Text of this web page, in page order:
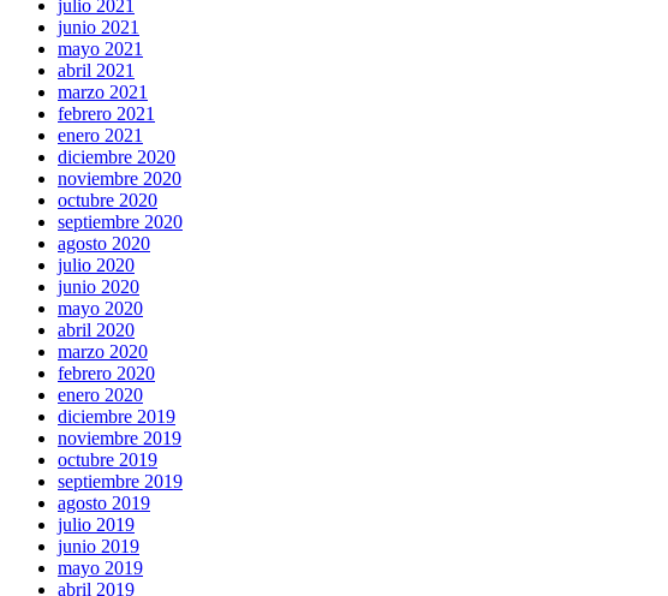
julio 2021
junio 2021
mayo 2021
abril 2021
marzo 2021
febrero 2021
enero 2021
diciembre 2020
noviembre 2020
octubre 2020
septiembre 2020
agosto 2020
julio 2020
junio 2020
mayo 2020
abril 2020
marzo 2020
febrero 2020
enero 2020
diciembre 2019
noviembre 2019
octubre 2019
septiembre 2019
agosto 2019
julio 2019
junio 2019
mayo 2019
abril 2019